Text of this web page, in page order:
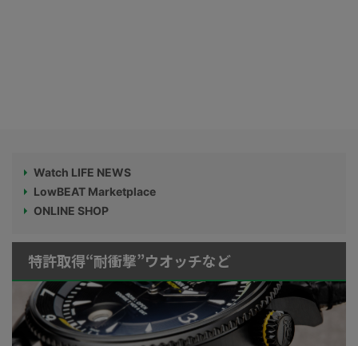
Watch LIFE NEWS
LowBEAT Marketplace
ONLINE SHOP
特許取得“耐衝撃”ウオッチなど